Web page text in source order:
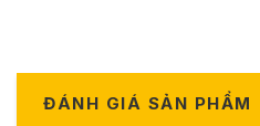
ĐÁNH GIÁ SẢN PHẨM